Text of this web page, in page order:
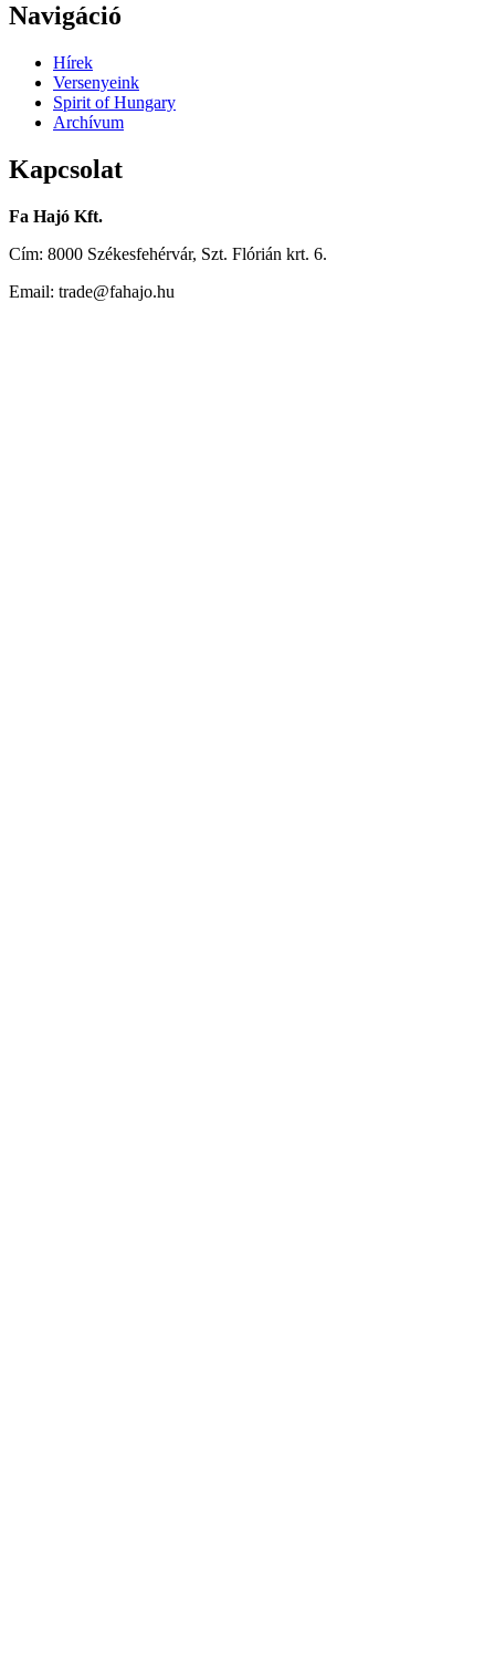
Navigáció
Hírek
Versenyeink
Spirit of Hungary
Archívum
Kapcsolat
Fa Hajó Kft.
Cím: 8000 Székesfehérvár, Szt. Flórián krt. 6.
Email: trade@fahajo.hu